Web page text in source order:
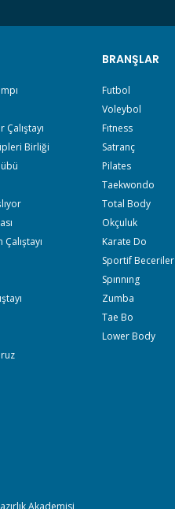
Birliği
Akademisi
BRANŞLAR
Futbol
Voleybol
Fıtness
Satranç
Pilates
Taekwondo
Total Body
Okçuluk
Karate Do
Sportif Beceriler
Spınnıng
Zumba
Tae Bo
Lower Body